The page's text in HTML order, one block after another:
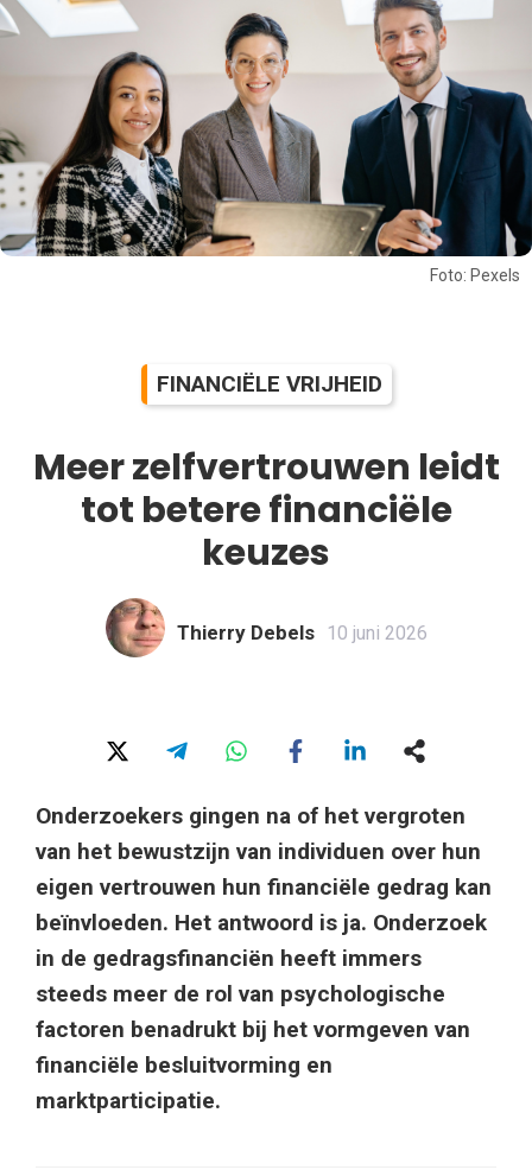
Foto: Pexels
FINANCIËLE VRIJHEID
Meer zelfvertrouwen leidt
tot betere financiële
keuzes
Thierry Debels 10 juni 2026
Onderzoekers gingen na of het vergroten
van het bewustzijn van individuen over hun
eigen vertrouwen hun financiële gedrag kan
beïnvloeden. Het antwoord is ja. Onderzoek
in de gedragsfinanciën heeft immers
steeds meer de rol van psychologische
factoren benadrukt bij het vormgeven van
financiële besluitvorming en
marktparticipatie.